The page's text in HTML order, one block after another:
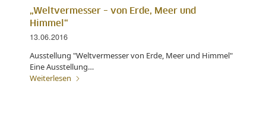
„Weltvermesser – von Erde, Meer und
Himmel“
13.06.2016
Ausstellung "Weltvermesser von Erde, Meer und Himmel"
Eine Ausstellung…
Weiterlesen